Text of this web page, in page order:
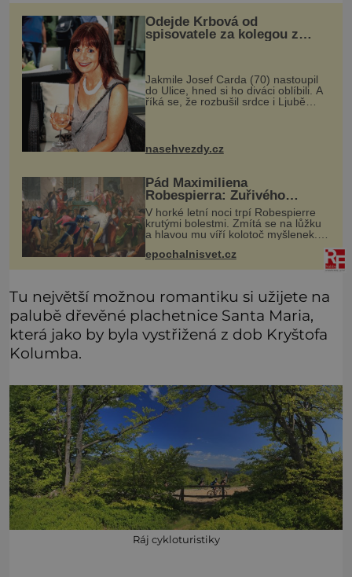
Odejde Krbová od
spisovatele za kolegou z
Ulice?
Jakmile Josef Carda (70) nastoupil
do Ulice, hned si ho diváci oblíbili. A
říká se, že rozbušil srdce i Ljubě
Krbové (68), která je stálicí seriálu.
Zapomene snad, že má manžela, a
nasehvezdy.cz
Pád Maximiliena
Robespierra: Zuřivého
jakobína nikdo nelitoval?
V horké letní noci trpí Robespierre
krutými bolestmi. Zmítá se na lůžku
a hlavou mu víří kolotoč myšlenek.
Když se probere z mdlob, vzpomene
si na jednu z pařížských jasnovidek,
kterou před lety navšt
epochalnisvet.cz
Tu největší možnou romantiku si užijete na
palubě dřevěné plachetnice Santa Maria,
která jako by byla vystřižená z dob Kryštofa
Kolumba.
Ráj cykloturistiky